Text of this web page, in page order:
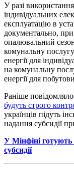
У разі
індивідуальних
експлуатацію в
документально, при
опалювальний
комунальну
енергії для
на комунальну
енергії для
Раніше
будуть строго
українців підуть
надання субсидії
У Мінфіні
субсидії